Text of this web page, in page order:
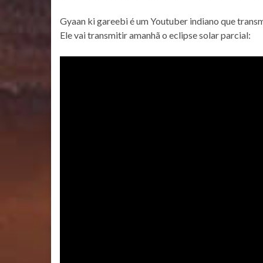
Gyaan ki gareebi é um Youtuber indiano que
Ele vai transmitir amanhã o eclipse solar parcial: